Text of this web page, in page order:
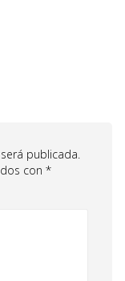
publicada.
con *